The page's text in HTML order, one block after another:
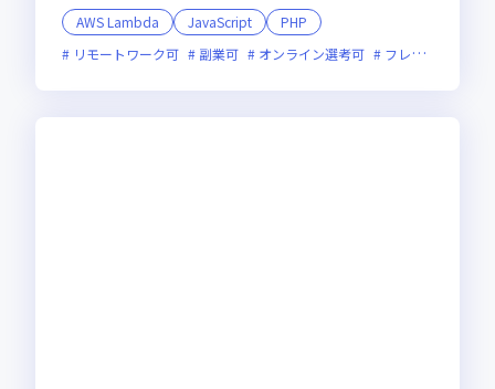
AWS Lambda
JavaScript
PHP
リモートワーク可
副業可 オンライン選考可 フレックス制度あり